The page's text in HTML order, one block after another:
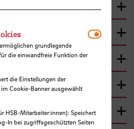
Bau und Umwelt
und Informatik
Technik
Center (IGC)
grundlegende
die einwandfreie Funktion der
die Einstellungen der
Cookie-Banner ausgewählt
HSB-Mitarbeiter:innen): Speichert
In bei zugriffsgeschützten Seiten